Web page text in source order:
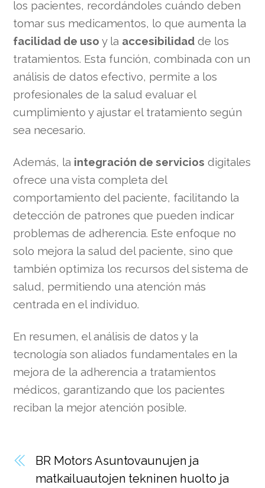
los pacientes, recordándoles cuándo deben
tomar sus medicamentos, lo que aumenta la
facilidad de uso y la accesibilidad de los
tratamientos. Esta función, combinada con un
análisis de datos efectivo, permite a los
profesionales de la salud evaluar el
cumplimiento y ajustar el tratamiento según
sea necesario.
Además, la integración de servicios digitales
ofrece una vista completa del
comportamiento del paciente, facilitando la
detección de patrones que pueden indicar
problemas de adherencia. Este enfoque no
solo mejora la salud del paciente, sino que
también optimiza los recursos del sistema de
salud, permitiendo una atención más
centrada en el individuo.
En resumen, el análisis de datos y la
tecnología son aliados fundamentales en la
mejora de la adherencia a tratamientos
médicos, garantizando que los pacientes
reciban la mejor atención posible.
BR Motors Asuntovaunujen ja
matkailuautojen tekninen huolto ja